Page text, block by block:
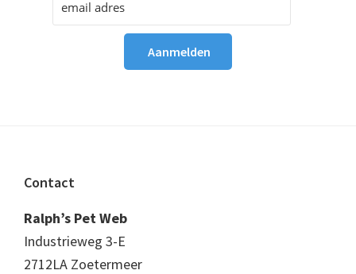
Footer
Contact
Ralph’s Pet Web
Industrieweg 3-E
2712LA Zoetermeer